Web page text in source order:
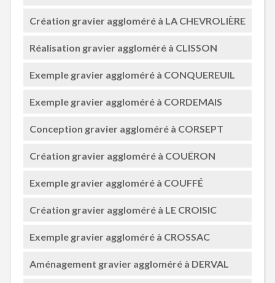
Création gravier aggloméré à LA CHEVROLIÈRE
Réalisation gravier aggloméré à CLISSON
Exemple gravier aggloméré à CONQUEREUIL
Exemple gravier aggloméré à CORDEMAIS
Conception gravier aggloméré à CORSEPT
Création gravier aggloméré à COUËRON
Exemple gravier aggloméré à COUFFÉ
Création gravier aggloméré à LE CROISIC
Exemple gravier aggloméré à CROSSAC
Aménagement gravier aggloméré à DERVAL